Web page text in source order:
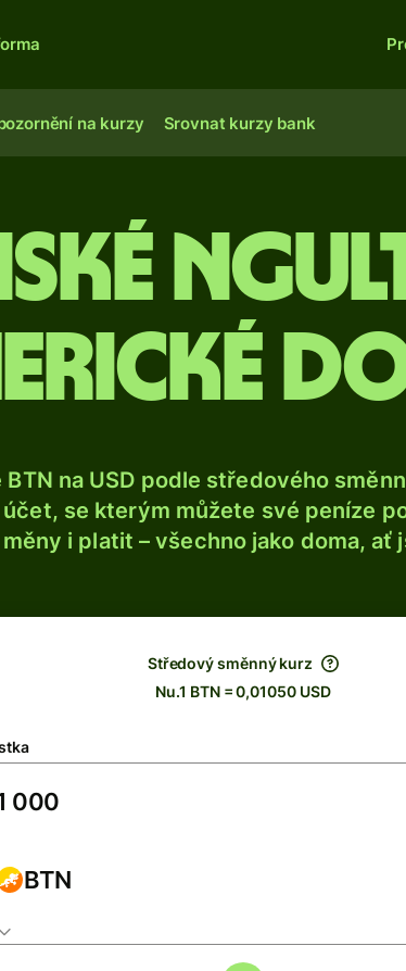
na kurzy Srovnat kurzy bank
na USD podle středového
se kterým můžete své peníze
i platit – všechno jako doma, ať
Středový směnný kurz
Nu.1 BTN = 0,01050 USD
BTN